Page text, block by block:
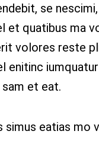
se
et quatibus ma
volores reste
enitinc
et eat.
simus eatias mo